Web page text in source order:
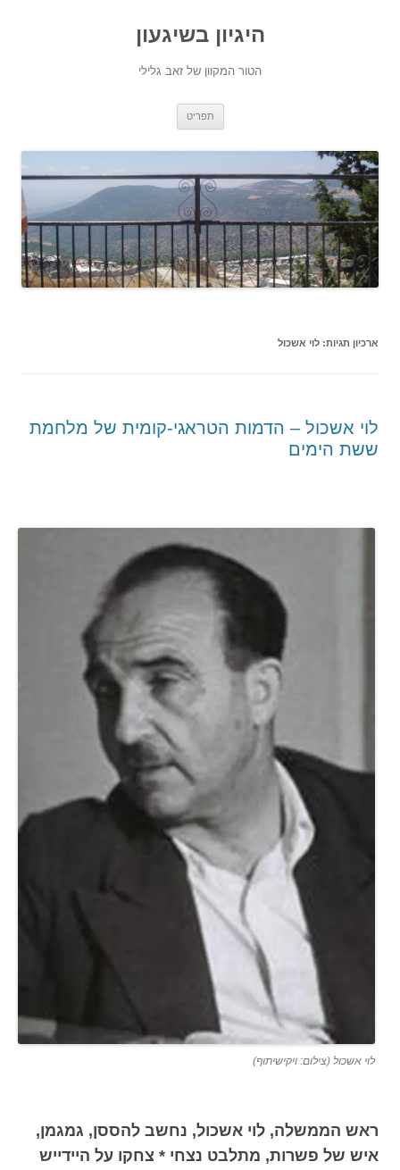
היגיון בשיגעון
הטור המקוון של זאב גלילי
תפריט
ארכיון תגיות: לוי אשכול
לוי אשכול – הדמות הטראגי-קומית של מלחמת
ששת הימים
לוי אשכול (צילום: ויקישיתוף)
ראש הממשלה, לוי אשכול, נחשב להססן, גמגמן,
איש של פשרות, מתלבט נצחי * צחקו על היידייש